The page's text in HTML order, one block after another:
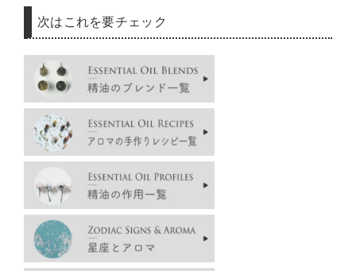
次はこれを要チェック